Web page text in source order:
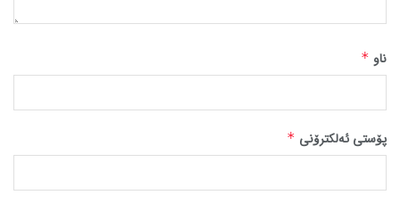
ناو *
پۆستی ئەلکترۆنی *